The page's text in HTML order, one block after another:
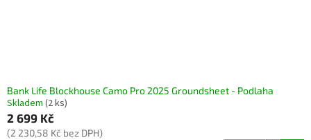
Bank Life Blockhouse Camo Pro 2025 Groundsheet - Podlaha
Skladem (2 ks)
2 699 Kč
(2 230,58 Kč bez DPH)